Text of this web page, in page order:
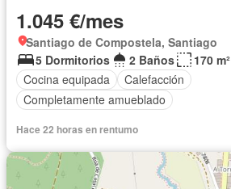
1.045 €/mes
Santiago de Compostela, Santiago
5 Dormitorios
2 Baños
170 m²
Cocina equipada
Calefacción
Completamente amueblado
Hace 22 horas en rentumo